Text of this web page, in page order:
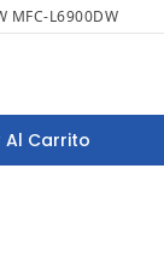
MFC-L6900DW
Al Carrito